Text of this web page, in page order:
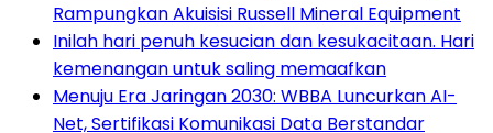
Rampungkan Akuisisi Russell Mineral Equipment
Inilah hari penuh kesucian dan kesukacitaan. Hari
kemenangan untuk saling memaafkan
Menuju Era Jaringan 2030: WBBA Luncurkan AI-
Net, Sertifikasi Komunikasi Data Berstandar